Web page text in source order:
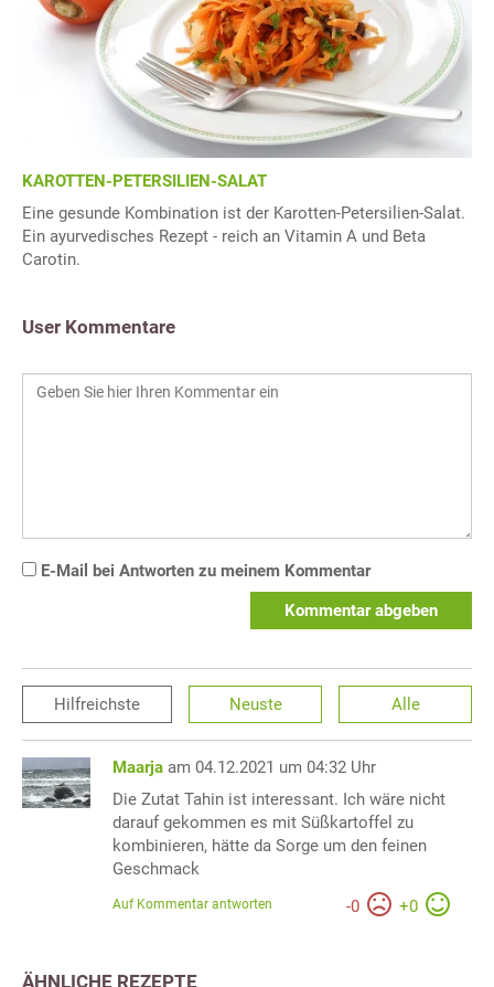
KAROTTEN-PETERSILIEN-SALAT
Eine gesunde Kombination ist der Karotten-Petersilien-Salat.
Ein ayurvedisches Rezept - reich an Vitamin A und Beta
Carotin.
User Kommentare
E-Mail bei Antworten zu meinem Kommentar
Kommentar abgeben
Hilfreichste Neuste Alle
Maarja am 04.12.2021 um 04:32 Uhr
Die Zutat Tahin ist interessant. Ich wäre nicht
darauf gekommen es mit Süßkartoffel zu
kombinieren, hätte da Sorge um den feinen
Geschmack
-0 +0
Auf Kommentar antworten
ÄHNLICHE REZEPTE